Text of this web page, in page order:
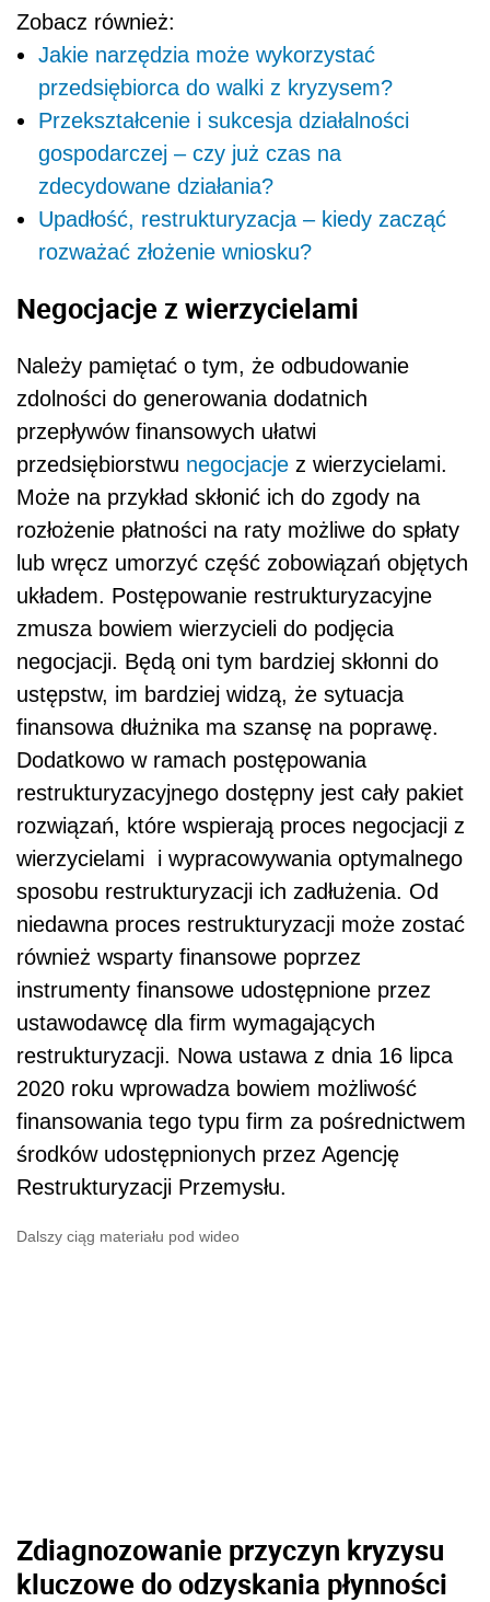
Zobacz również:
Jakie narzędzia może wykorzystać
przedsiębiorca do walki z kryzysem?
Przekształcenie i sukcesja działalności
gospodarczej – czy już czas na
zdecydowane działania?
Upadłość, restrukturyzacja – kiedy zacząć
rozważać złożenie wniosku?
Negocjacje z wierzycielami
Należy pamiętać o tym, że odbudowanie
zdolności do generowania dodatnich
przepływów finansowych ułatwi
przedsiębiorstwu negocjacje z wierzycielami.
Może na przykład skłonić ich do zgody na
rozłożenie płatności na raty możliwe do spłaty
lub wręcz umorzyć część zobowiązań objętych
układem. Postępowanie restrukturyzacyjne
zmusza bowiem wierzycieli do podjęcia
negocjacji. Będą oni tym bardziej skłonni do
ustępstw, im bardziej widzą, że sytuacja
finansowa dłużnika ma szansę na poprawę.
Dodatkowo w ramach postępowania
restrukturyzacyjnego dostępny jest cały pakiet
rozwiązań, które wspierają proces negocjacji z
wierzycielami i wypracowywania optymalnego
sposobu restrukturyzacji ich zadłużenia. Od
niedawna proces restrukturyzacji może zostać
również wsparty finansowe poprzez
instrumenty finansowe udostępnione przez
ustawodawcę dla firm wymagających
restrukturyzacji. Nowa ustawa z dnia 16 lipca
2020 roku wprowadza bowiem możliwość
finansowania tego typu firm za pośrednictwem
środków udostępnionych przez Agencję
Restrukturyzacji Przemysłu.
Dalszy ciąg materiału pod wideo
Zdiagnozowanie przyczyn kryzysu
kluczowe do odzyskania płynności